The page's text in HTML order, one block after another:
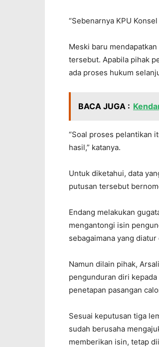
“Sebenarnya KPU
Meski baru
tersebut. Apabila pihak
ada proses hukum
BACA JUGA :
“Soal proses pelantikan
hasil,” katanya.
Untuk diketahui, data
putusan tersebut
Endang melakukan
mengantongi isin
sebagaimana yang
Namun dilain pihak,
pengunduran diri
penetapan pasangan
Sesuai keputusan tiga
sudah berusaha
memberikan isin, tetap